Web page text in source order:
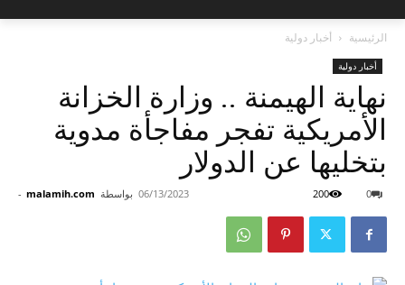
الرئيسية أخبار دولية
أخبار دولية
نهاية الهيمنة .. وزارة الخزانة
الأمريكية تفجر مفاجأة مدوية
بتخليها عن الدولار
بواسطة malamih.com
- 06/13/2023 0
200